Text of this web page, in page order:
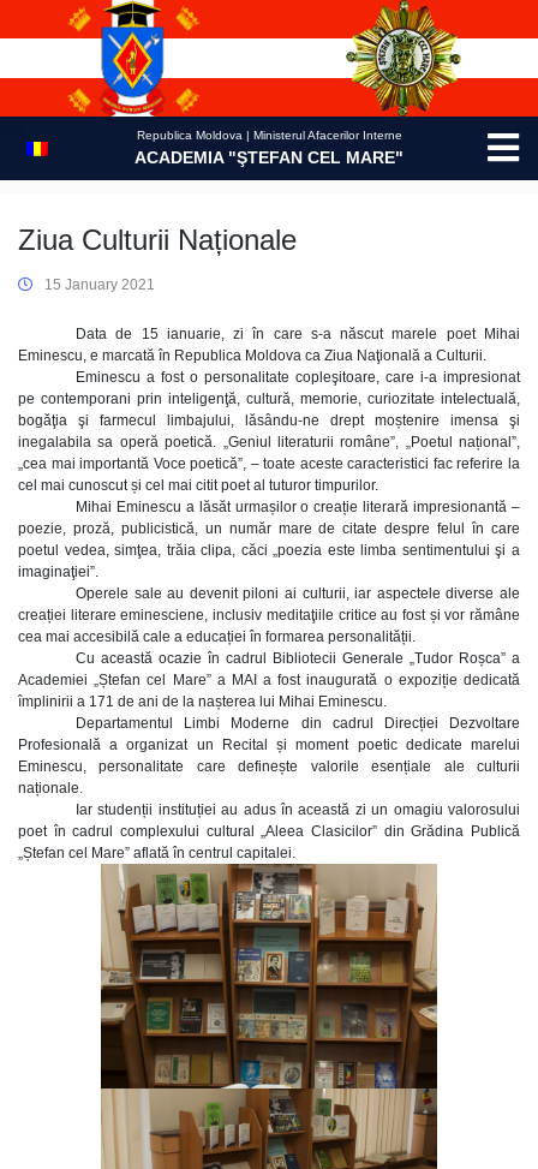
Republica Moldova | Ministerul Afacerilor Interne
ACADEMIA "ŞTEFAN CEL MARE"
Ziua Culturii Naționale
15 January 2021
Data de 15 ianuarie, zi în care s-a născut marele poet Mihai
Eminescu, e marcată în Republica Moldova ca Ziua Naţională a Culturii.
Eminescu a fost o personalitate copleşitoare, care i-a impresionat
pe contemporani prin inteligenţă, cultură, memorie, curiozitate intelectuală,
bogăţia şi farmecul limbajului, lăsându-ne drept moștenire imensa şi
inegalabila sa operă poetică. „Geniul literaturii române”, „Poetul național”,
„cea mai importantă Voce poetică”, – toate aceste caracteristici fac referire la
cel mai cunoscut și cel mai citit poet al tuturor timpurilor.
Mihai Eminescu a lăsăt urmașilor o creație literară impresionantă –
poezie, proză, publicistică, un număr mare de citate despre felul în care
poetul vedea, simţea, trăia clipa, căci „poezia este limba sentimentului şi a
imaginaţiei”.
Operele sale au devenit piloni ai culturii, iar aspectele diverse ale
creației literare eminesciene, inclusiv meditaţiile critice au fost și vor rămâne
cea mai accesibilă cale a educației în formarea personalității.
Cu această ocazie în cadrul Bibliotecii Generale „Tudor Roșca” a
Academiei „Ștefan cel Mare” a MAI a fost inaugurată o expoziție dedicată
împlinirii a 171 de ani de la nașterea lui Mihai Eminescu.
Departamentul Limbi Moderne din cadrul Direcției Dezvoltare
Profesională a organizat un Recital și moment poetic dedicate marelui
Eminescu, personalitate care definește valorile esențiale ale culturii
naționale.
Iar studenții instituției au adus în această zi un omagiu valorosului
poet în cadrul complexului cultural „Aleea Clasicilor” din Grădina Publică
„Ștefan cel Mare” aflată în centrul capitalei.